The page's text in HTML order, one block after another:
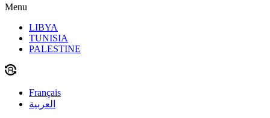
Menu
LIBYA
TUNISIA
PALESTINE
Français
العربية